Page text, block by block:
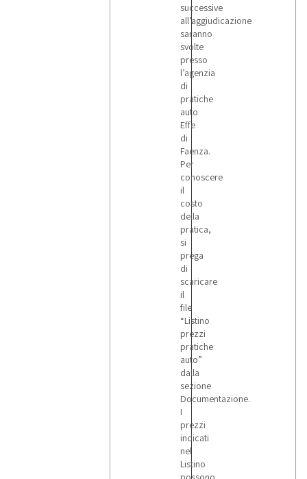
successive
all’aggiudicazione
saranno
svolte
presso
l’agenzia
di
pratiche
auto
Effe
di
Faenza.
Per
conoscere
il
costo
della
pratica,
si
prega
di
scaricare
il
file
“Listino
prezzi
pratiche
auto”
dalla
sezione
Documentazione.
I
prezzi
indicati
nel
Listino